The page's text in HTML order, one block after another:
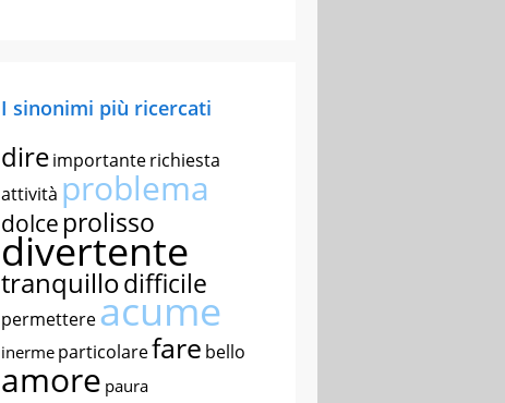
I sinonimi più ricercati
direimportanterichiesta
attività problema
dolce prolisso
divertente
tranquillodifficile
permettereacume
inerme particolarefare bello
amore paura